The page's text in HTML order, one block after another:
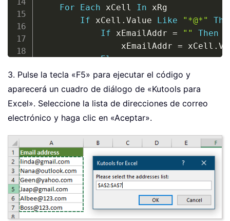
For
Each xCell In xRg
If xCell . Value Like "*@*"
If xEmailAddr = ""
Then
                xEmailAddr
= xCell .
Else
                xEmailAddr
=
End
Next
Set xMItem = xOTApp
With xMItem
.To = xEmailAddr
.
Subject = "Test"
.
Body = "Dear " _
& vbNewLine &
"This is a test
"sending in Excel"
3. Pulse la tecla «F5» para ejecutar el código y
aparecerá un cuadro de diálogo de «Kutools para
Excel». Seleccione la lista de direcciones de correo
electrónico y haga clic en «Aceptar».